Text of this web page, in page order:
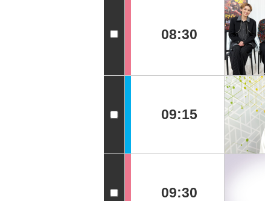
08:30
09:15
09:30